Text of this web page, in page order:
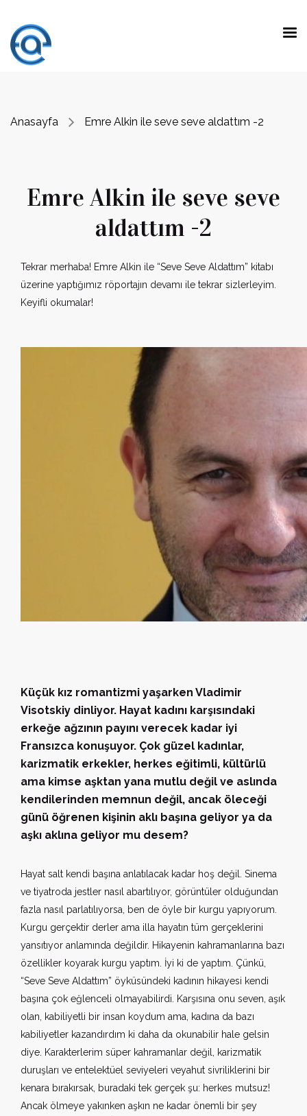
Anasayfa Emre Alkin ile seve seve aldattım -2
Emre Alkin ile seve seve
aldattım -2
Tekrar merhaba! Emre Alkin ile “Seve Seve Aldattım” kitabı
üzerine yaptığımız röportajın devamı ile tekrar sizlerleyim.
Keyifli okumalar!
Küçük kız romantizmi yaşarken Vladimir
Visotskiy dinliyor. Hayat kadını karşısındaki
erkeğe ağzının payını verecek kadar iyi
Fransızca konuşuyor. Çok güzel kadınlar,
karizmatik erkekler, herkes eğitimli, kültürlü
ama kimse aşktan yana mutlu değil ve aslında
kendilerinden memnun değil, ancak öleceği
günü öğrenen kişinin aklı başına geliyor ya da
aşkı aklına geliyor mu desem?
Hayat salt kendi başına anlatılacak kadar hoş değil. Sinema
ve tiyatroda jestler nasıl abartılıyor, görüntüler olduğundan
fazla nasıl parlatılıyorsa, ben de öyle bir kurgu yapıyorum.
Kurgu gerçektir derler ama illa hayatın tüm gerçeklerini
yansıtıyor anlamında değildir. Hikayenin kahramanlarına bazı
özellikler koyarak kurgu yaptım. İyi ki de yaptım. Çünkü,
“Seve Seve Aldattım” öyküsündeki kadının hikayesi kendi
başına çok eğlenceli olmayabilirdi. Karşısına onu seven, aşık
olan, kabiliyetli bir insan koydum ama, kadına da bazı
kabiliyetler kazandırdım ki daha da okunabilir hale gelsin
diye. Karakterlerim süper kahramanlar değil, karizmatik
duruşları ve entelektüel seviyeleri veyahut sivriliklerini bir
kenara bırakırsak, buradaki tek gerçek şu: herkes mutsuz!
Ancak ölmeye yakınken aşkın ne kadar önemli bir şey